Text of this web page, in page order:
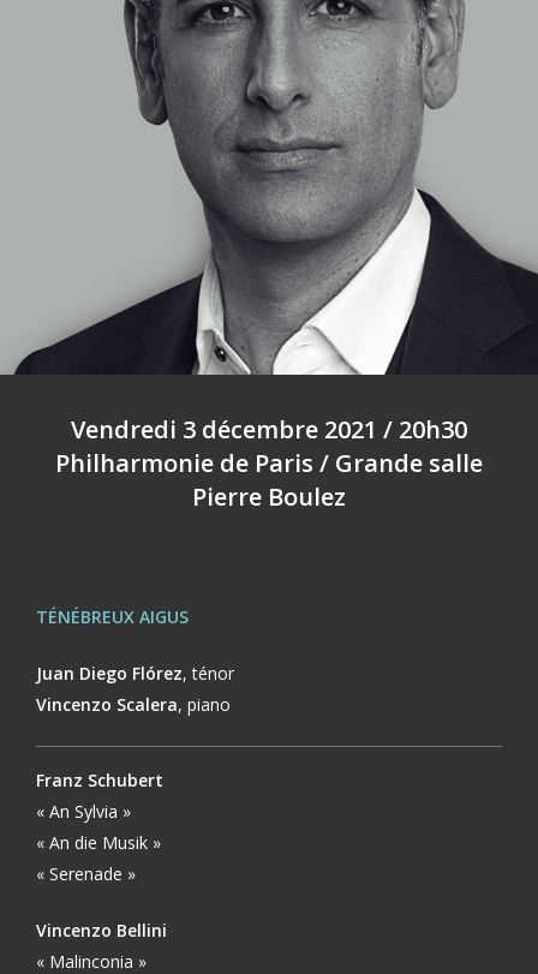
Vendredi 3 décembre 2021 / 20h30
Philharmonie de Paris / Grande salle
Pierre Boulez
TÉNÉBREUX AIGUS
Juan Diego Flórez, ténor
Vincenzo Scalera,piano
Franz Schubert
« An Sylvia »
« An die Musik »
« Serenade »
Vincenzo Bellini
« Malinconia »